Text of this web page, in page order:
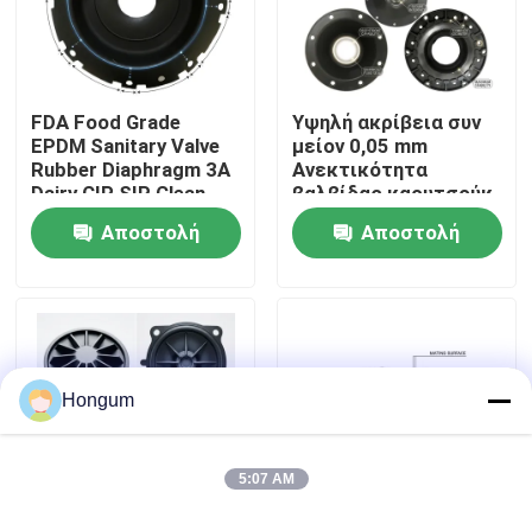
περιοδεία στο εργοστάσιο
Έλεγχος ποιότητας
Ειδήσεις
Ζητήστε μια προσφορά
Λαστιχένιες σφραγίδες διαφραγμάτων
Λαστιχένιο διάφραγμα βαλβίδων
FDA Food Grade
EPDM Sanitary Valve
Rubber Diaphragm 3A
Dairy CIP SIP Clean
Steam Compatible
Αποστολή
Υψηλή ακρίβεια συν
μείον 0,05 mm
Ανεκτικότητα
βαλβίδας καουτσούκ
διάφραγμα
μετρούμενο με
λέιζερ ένεση
Αποστολή
Hongum
5:07 AM